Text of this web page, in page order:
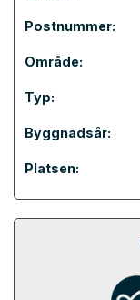
Postnummer:
Område:
Typ:
Byggnadsår:
Platsen: